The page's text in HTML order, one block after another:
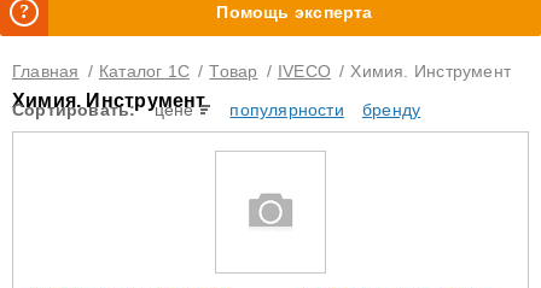
Помощь эксперта
Главная / Каталог 1С / Товар / IVECO / Химия. Инструмент
Химия. Инструмент
Сортировать: цене популярности бренду